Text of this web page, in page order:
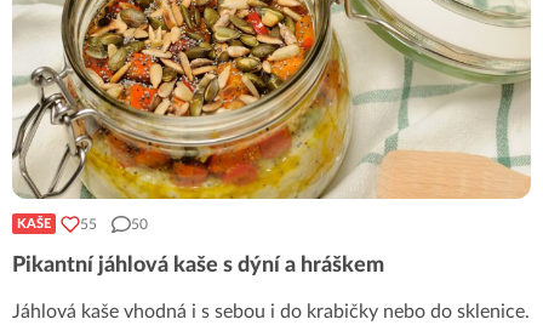
KAŠE 55 50
Pikantní jáhlová kaše s dýní a hráškem
Jáhlová kaše vhodná i s sebou i do krabičky nebo do sklenice.